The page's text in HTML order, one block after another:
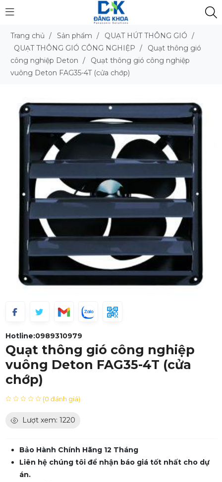
Trang chủ / Sản phẩm / QUẠT HÚT THÔNG GIÓ /
QUẠT THÔNG GIÓ CÔNG NGHIỆP /
Quạt thông gió
công nghiệp Deton /
Quạt thông gió công nghiệp
vuông Deton FAG35-4T (cửa chớp)
Hotline:0989310979
Quạt thông gió công nghiệp
vuông Deton FAG35-4T (cửa
chớp)
(0 đánh giá)
Lượt xem: 1220
Bảo Hành Chính Hãng 12 Tháng
Liên hệ chúng tôi để nhận báo giá tốt nhất cho dự
án.